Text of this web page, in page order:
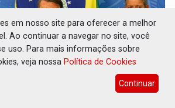
propõe ressarcir estados
zero por combustíveis
em nosso site para oferecer a melhor
Ao continuar a navegar no site, você
uso. Para mais informações sobre
veja nossa Política de Cookies
Continuar